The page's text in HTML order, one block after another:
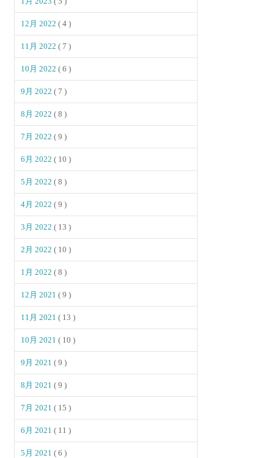
12月 2022( 4 )
11月 2022( 7 )
10月 2022( 6 )
9月 2022( 7 )
8月 2022( 8 )
7月 2022( 9 )
6月 2022( 10 )
5月 2022( 8 )
4月 2022( 9 )
3月 2022( 13 )
2月 2022( 10 )
1月 2022( 8 )
12月 2021( 9 )
11月 2021( 13 )
10月 2021( 10 )
9月 2021( 9 )
8月 2021( 9 )
7月 2021( 15 )
6月 2021( 11 )
5月 2021( 6 )